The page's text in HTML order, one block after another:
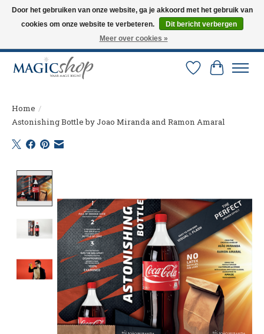
Altijd de nieuwste trucs op voorraad. Snelle verzending via PostNL en DHL.
Langskomen in onze winkel? Bel of mail om een afspraak te maken. 0251-
Verlanglijst
Home /
Astonishing Bottle by Joao Miranda and Ramon Amaral
Door het gebruiken van onze website, ga je akkoord met het gebruik van
cookies om onze website te verbeteren.
Dit bericht verbergen
Meer over cookies »